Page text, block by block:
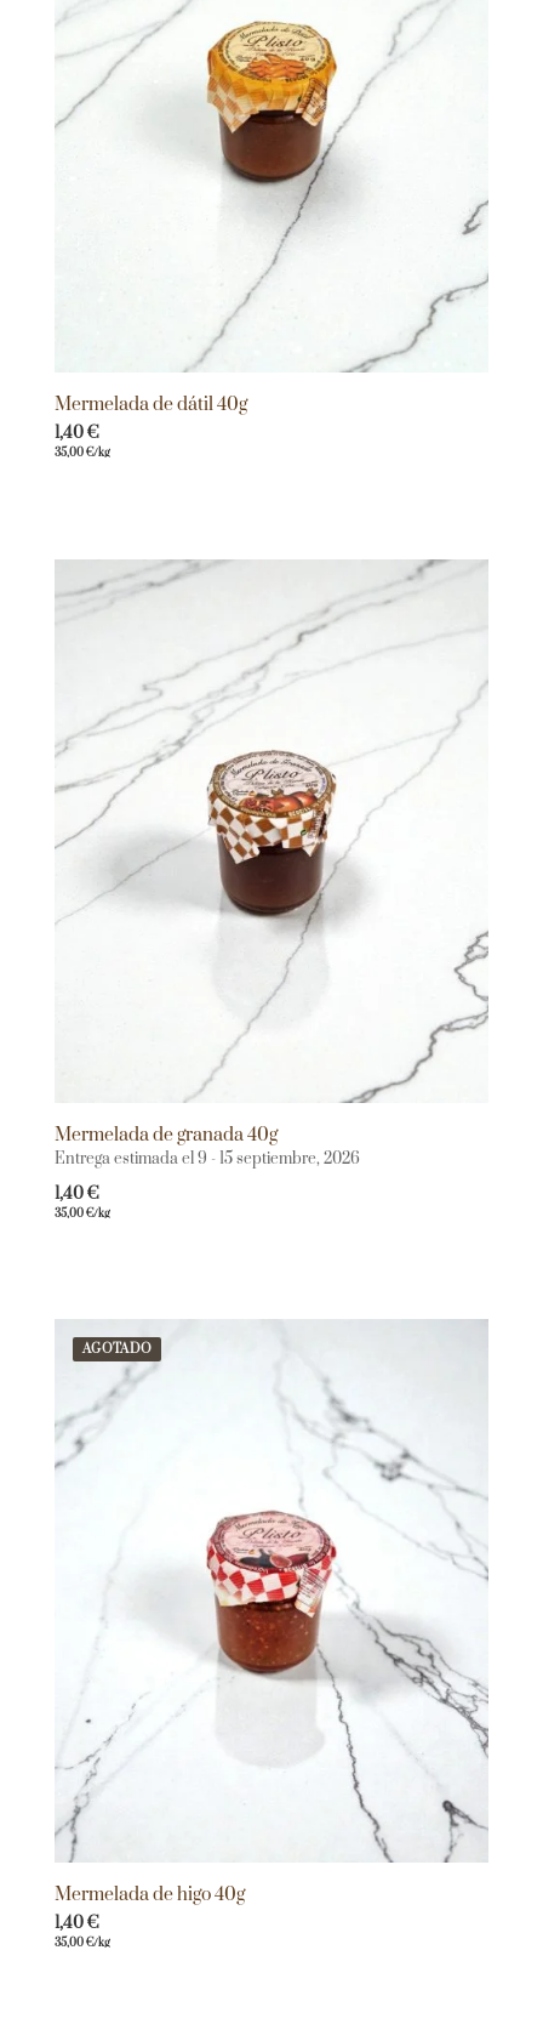
Mermelada de dátil 40g
1,40€
35,00€/kg
Mermelada de granada 40g
Entrega estimada el 9 - 15 septiembre, 2026
1,40€
35,00€/kg
AGOTADO
Mermelada de higo 40g
1,40€
35,00€/kg